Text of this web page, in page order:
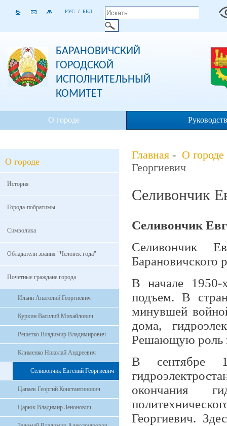
РУС / БЕЛ
БАРАНОВИЧСКИЙ
ГОРОДСКОЙ
ИСПОЛНИТЕЛЬНЫЙ
КОМИТЕТ
О городе
О городе
История
Города-побратимы
Символика
Обладатели звания "Человек года"
Почетные граждане города
Ильин Анатолий Георгиевич
Куркин Василий Михайлович
Решетко Владимир Владимирович
Клименко Николай Андреевич
Селивончик Евгений Георгиевич
Цапаев Георгий Константинович
Царюк Владимир Зенонович
Главная - О городе
Георгиевич
Селивончик
Селивончик
Селивончик
Барановичского
В начале 1950-
подъем. В
минувшей
дома,
Решающую роль
В сентябре
окончания
Георгиевич.